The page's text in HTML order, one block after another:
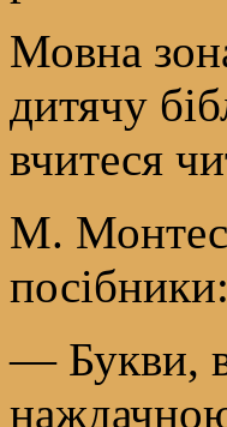
Мовна
дитячу
вчитеся
М.
посібники:
— Букви,